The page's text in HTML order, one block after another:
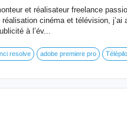
et réalisateur freelance
cinéma et télévision, j’ai
à l’év...
resolve adobe premiere pro